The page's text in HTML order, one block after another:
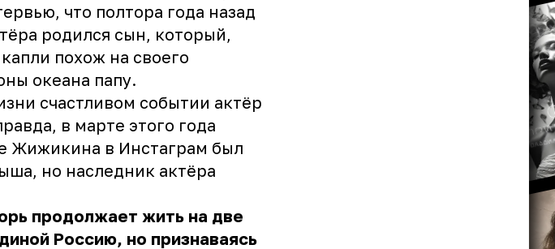
что полтора года назад
родился сын, который,
похож на своего
океана папу.
счастливом событии актёр
в марте этого года
Жижикина в Инстаграм был
но наследник актёра
продолжает жить на две
Россию, но признаваясь